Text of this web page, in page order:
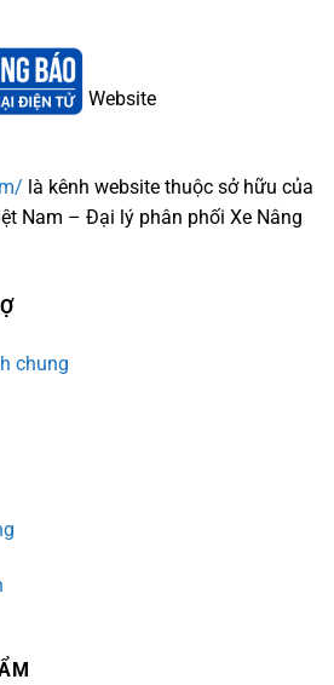
Website
là kênh website thuộc sở hữu của
Nam – Đại lý phân phối Xe Nâng
chung